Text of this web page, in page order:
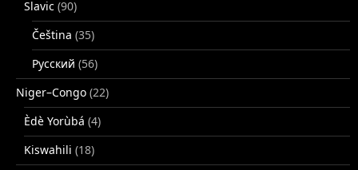
Slavic (90)
Čeština (35)
Русский (56)
Niger–Congo (22)
Èdè Yorùbá (4)
Kiswahili (18)